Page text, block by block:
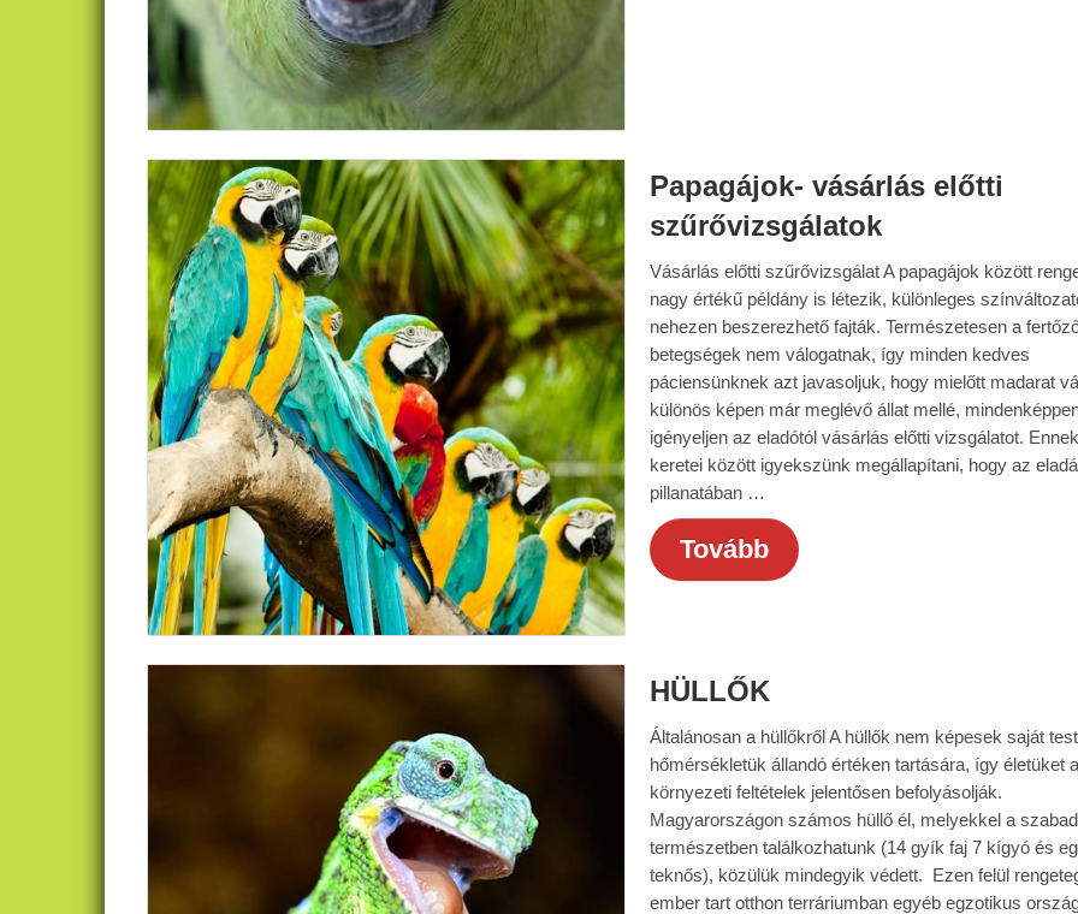
Papagájok- vásárlás előtti
szűrővizsgálatok
Vásárlás előtti szűrővizsgálat A papagájok között
nagy értékű példány is létezik, különleges
nehezen beszerezhető fajták. Természetesen a
betegségek nem válogatnak, így minden kedves
páciensünknek azt javasoljuk, hogy mielőtt madarat
különös képen már meglévő állat mellé,
igényeljen az eladótól vásárlás előtti vizsgálatot. Ennek
keretei között igyekszünk megállapítani, hogy az
pillanatában …
Tovább
HÜLLŐK
Általánosan a hüllőkről A hüllők nem képesek saját test
hőmérsékletük állandó értéken tartására, így életüket a
környezeti feltételek jelentősen befolyásolják.
Magyarországon számos hüllő él, melyekkel a szabad
természetben találkozhatunk (14 gyík faj 7 kígyó és
teknős), közülük mindegyik védett. Ezen felül
ember tart otthon terráriumban egyéb egzotikus